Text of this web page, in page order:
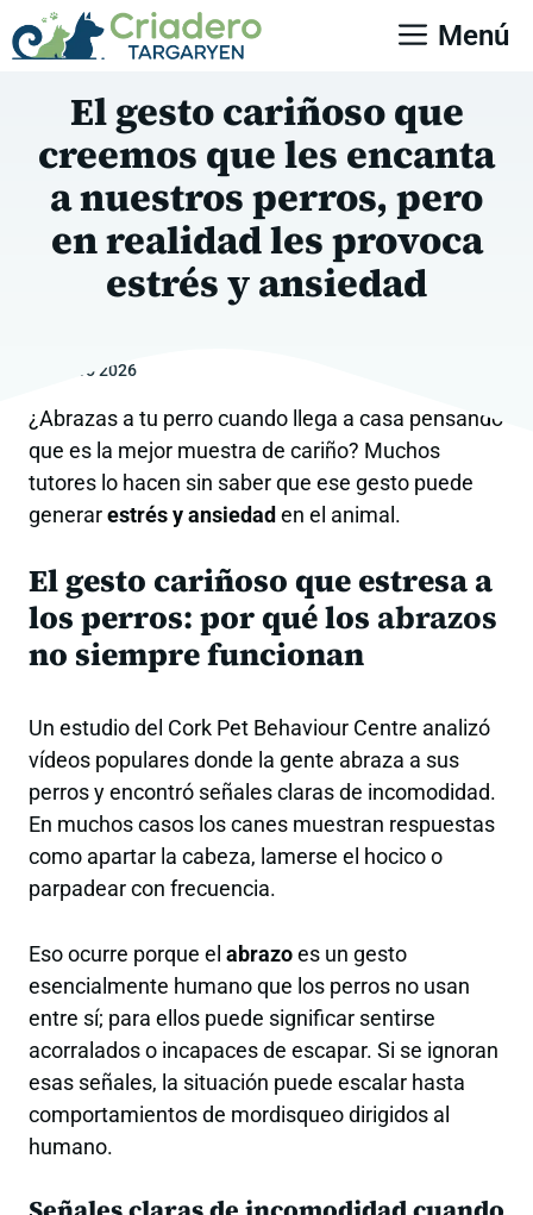
Saltar
al
Menú
El gesto cariñoso que
creemos que les encanta
a nuestros perros, pero
en realidad les provoca
estrés y ansiedad
10 enero 2026
¿Abrazas a tu perro cuando llega a casa pensando
que es la mejor muestra de cariño? Muchos
tutores lo hacen sin saber que ese gesto puede
generarestrés y ansiedad en el animal.
El gesto cariñoso que estresa a
los perros: por qué los abrazos
no siempre funcionan
Un estudio del Cork Pet Behaviour Centre analizó
vídeos populares donde la gente abraza a sus
perros y encontró señales claras de incomodidad.
En muchos casos los canes muestran respuestas
como apartar la cabeza, lamerse el hocico o
parpadear con frecuencia.
Eso ocurre porque el abrazoes un gesto
esencialmente humano que los perros no usan
entre sí; para ellos puede significar sentirse
acorralados o incapaces de escapar. Si se ignoran
esas señales, la situación puede escalar hasta
comportamientos de mordisqueo dirigidos al
humano.